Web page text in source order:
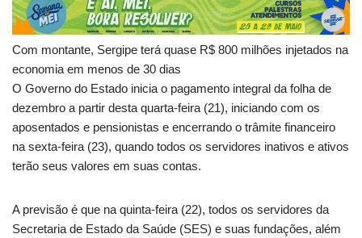
Com montante, Sergipe terá quase R$ 800 milhões injetados na
economia em menos de 30 dias
O Governo do Estado inicia o pagamento integral da folha de
dezembro a partir desta quarta-feira (21), iniciando com os
aposentados e pensionistas e encerrando o trâmite financeiro
na sexta-feira (23), quando todos os servidores inativos e ativos
terão seus valores em suas contas.
A previsão é que na quinta-feira (22), todos os servidores da
Secretaria de Estado da Saúde (SES) e suas fundações, além